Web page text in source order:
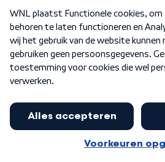
Nieuwsbrief
Word Lid